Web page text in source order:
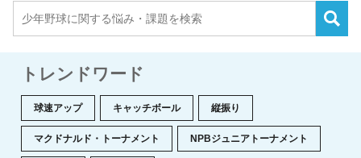
トレンドワード
球速アップ キャッチボール 縦振り
マクドナルド・トーナメント NPBジュニアトーナメント